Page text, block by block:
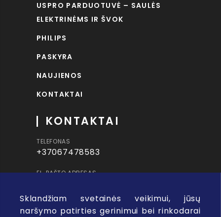
Sklandžiam svetainės veikimui, jūsų
naršymo patirties gerinimui bei rinkodarai
USPRO PARDUOTUVĖ – SAULĖS
ELEKTRINĖMS IR ŠVOK
PHILIPS
PASKYRA
NAUJIENOS
KONTAKTAI
KONTAKTAI
TELEFONAS
+37067478583
EL. PAŠTO ADRESAS